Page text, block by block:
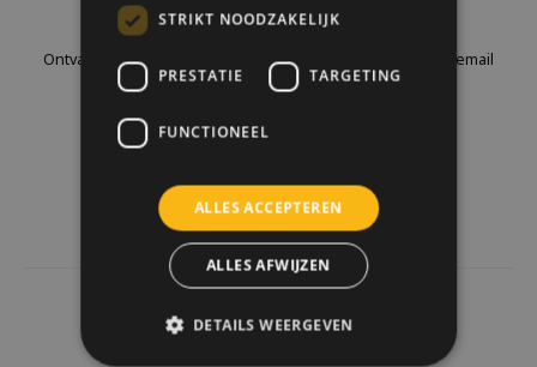
Nieuwsbrief
Ontvang de laatste updates, nieuws en aanbiedingen via email
4441reviews
STRIKT NOODZAKELIJK
PRESTATIE TARGETING
FUNCTIONEEL
ALLES ACCEPTEREN
ALLES AFWIJZEN
DETAILS WEERGEVEN